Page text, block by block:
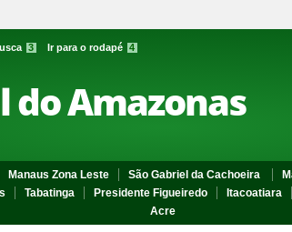
3 Ir para o rodapé 4
Amazonas
Manaus Zona Leste São Gabriel da Cachoeira
Tabatinga Presidente Figueiredo Itacoatiara
Acre